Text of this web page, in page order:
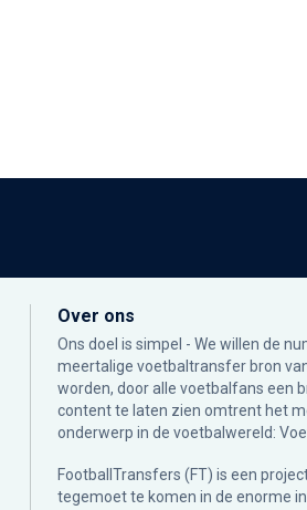
Over ons
Ons doel is simpel - We willen de
meertalige voetbaltransfer bron
worden, door alle voetbalfans een
content te laten zien omtrent het
onderwerp in de voetbalwereld:
FootballTransfers (FT) is een
tegemoet te komen in de enorme